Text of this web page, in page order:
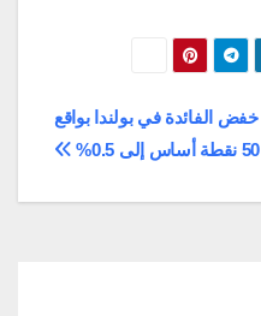
خفض الفائدة في بولندا بواقع
50 نقطة أساس إلى 0.5%